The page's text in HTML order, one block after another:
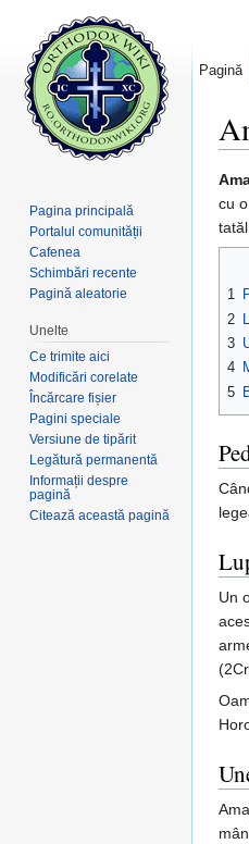
cu
1
2
3
4
5
Un
Pagină
Pagina principală
Portalul comunității
Cafenea
Schimbări recente
Pagină aleatorie
Unelte
Ce trimite aici
Modificări corelate
Încărcare fișier
Pagini speciale
Versiune de tipărit
Legătură permanentă
Informații despre
pagină
Citează această pagină